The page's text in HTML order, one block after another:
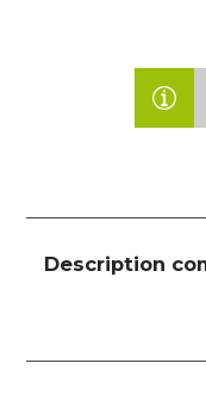
Description